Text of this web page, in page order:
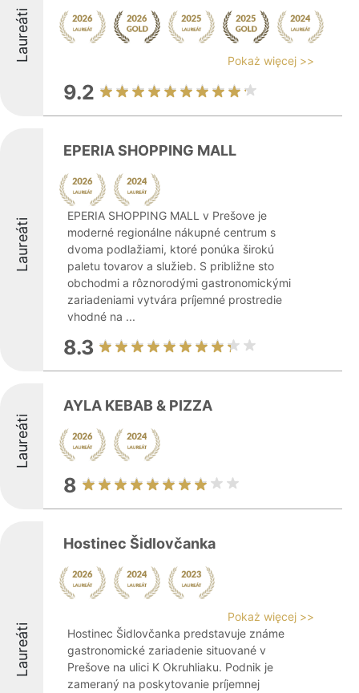
Laureáti Pokaż więcej >>
9.2
Laureáti
EPERIA SHOPPING MALL
EPERIA SHOPPING MALL v Prešove je
moderné regionálne nákupné centrum s
dvoma podlažiami, ktoré ponúka širokú
paletu tovarov a služieb. S približne sto
obchodmi a rôznorodými gastronomickými
zariadeniami vytvára príjemné prostredie
vhodné na ...
8.3
Laureáti
AYLA KEBAB & PIZZA
8
Laureáti
Hostinec Šidlovčanka
Pokaż więcej >>
Hostinec Šidlovčanka predstavuje známe
gastronomické zariadenie situované v
Prešove na ulici K Okruhliaku. Podnik je
zameraný na poskytovanie príjemnej